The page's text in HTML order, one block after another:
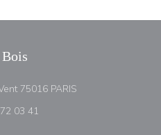
75016 PARIS
03 41